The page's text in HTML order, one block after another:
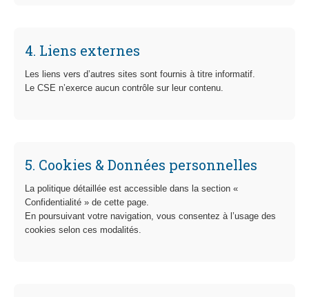
4. Liens externes
Les liens vers d’autres sites sont fournis à titre informatif.
Le CSE n’exerce aucun contrôle sur leur contenu.
5. Cookies & Données personnelles
La politique détaillée est accessible dans la section «
Confidentialité » de cette page.
En poursuivant votre navigation, vous consentez à l’usage des
cookies selon ces modalités.